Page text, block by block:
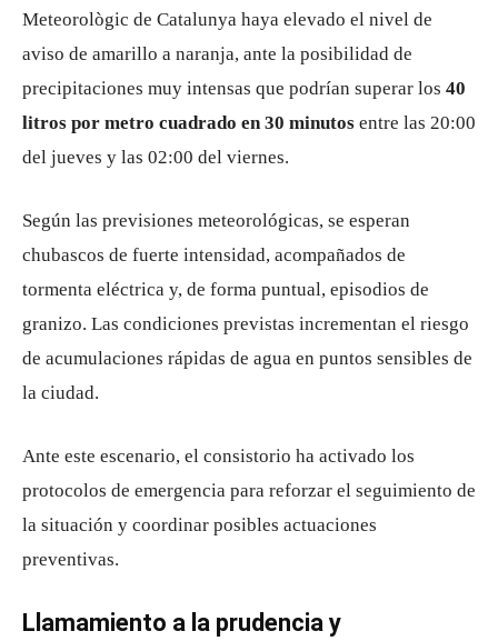
Meteorològic de Catalunya haya elevado el nivel de
aviso de amarillo a naranja, ante la posibilidad de
precipitaciones muy intensas que podrían superar los 40
litros por metro cuadrado en 30 minutos entre las 20:00
del jueves y las 02:00 del viernes.
Según las previsiones meteorológicas, se esperan
chubascos de fuerte intensidad, acompañados de
tormenta eléctrica y, de forma puntual, episodios de
granizo. Las condiciones previstas incrementan el riesgo
de acumulaciones rápidas de agua en puntos sensibles de
la ciudad.
Ante este escenario, el consistorio ha activado los
protocolos de emergencia para reforzar el seguimiento de
la situación y coordinar posibles actuaciones
preventivas.
Llamamiento a la prudencia y